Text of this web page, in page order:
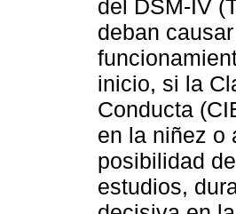
del DSM-IV
deban
inicio, si la
Conducta
en la niñez o
posibilidad
estudios,